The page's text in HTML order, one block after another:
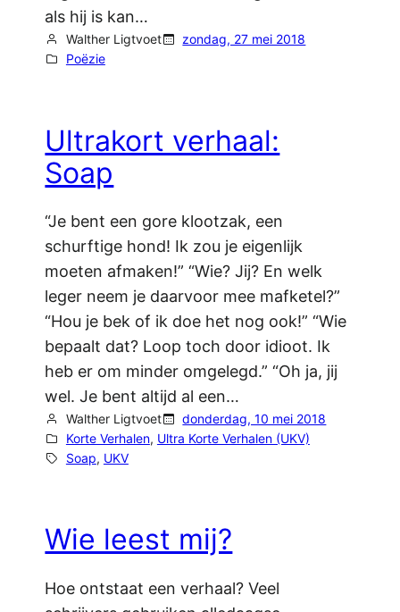
als hij is kan…
Walther Ligtvoet
zondag, 27 mei 2018
Poëzie
Ultrakort verhaal:
Soap
“Je bent een gore klootzak, een
schurftige hond! Ik zou je eigenlijk
moeten afmaken!” “Wie? Jij? En welk
leger neem je daarvoor mee mafketel?”
“Hou je bek of ik doe het nog ook!” “Wie
bepaalt dat? Loop toch door idioot. Ik
heb er om minder omgelegd.” “Oh ja, jij
wel. Je bent altijd al een…
Walther Ligtvoet
donderdag, 10 mei 2018
Korte Verhalen, Ultra Korte Verhalen (UKV)
Soap, UKV
Wie leest mij?
Hoe ontstaat een verhaal? Veel